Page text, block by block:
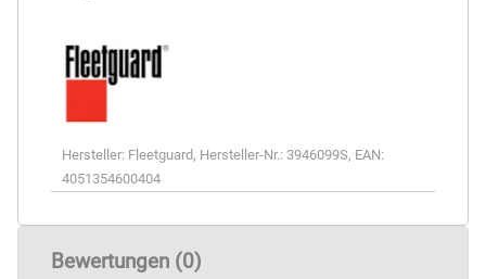
Hersteller: Fleetguard , Hersteller-Nr.: 3946099S, EAN:
4051354600404
Bewertungen (0)